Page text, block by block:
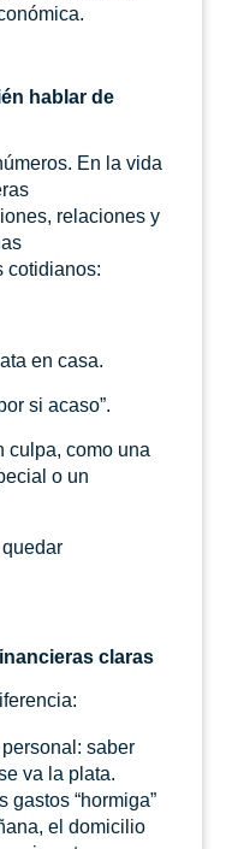
hablar de
En la vida
relaciones y
cotidianos:
en casa.
si acaso”.
culpa, como una
o un
claras
saber
va la plata.
gastos “hormiga”
el domicilio